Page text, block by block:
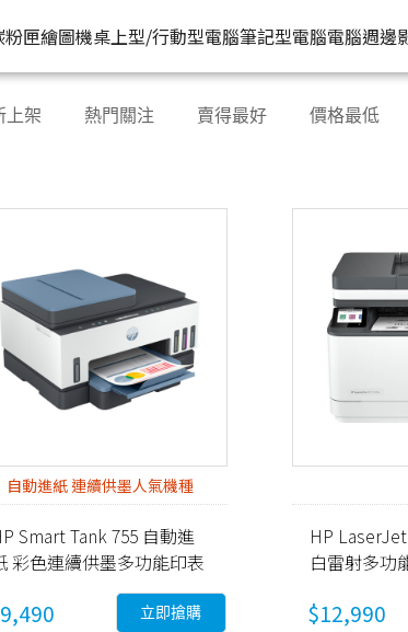
表機
按系列
商用
設計工程用
按功能
多功能事務機
多功能傳真事務
單功能掃描器
其他附加功能
匣
匣
色
碳粉匣
按顏色
繪圖機桌上型/行動型電腦
桌上型工作站電腦
Z2
Z6
Z8
商務電腦
Elite系
筆記型電腦
個人筆電
Pavilion 星鑽系列
OmniBook 系列
商用筆電
Elitebook
Probook
ZBook 系列
電腦週邊
儲
上架 熱門關注 賣得最好 價格最低
自動進紙 連續供墨人氣機種
Smart Tank 755 自動進
彩色連續供墨多功能印表
立即搶購
HP
白雷射多功
$12,990